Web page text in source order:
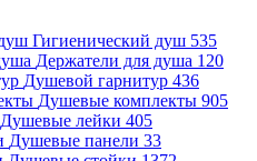
Гигиенический душ 535
Держатели для душа 120
Душевой гарнитур 436
Душевые комплекты 905
Душевые лейки 405
Душевые панели 33